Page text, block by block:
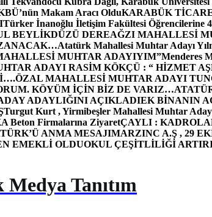
Makam Aracı OlduKARABÜK
Türker İnanoğlu İletişim Fakültesi Öğrencilerine
BEYLİKDÜZÜ DEREAĞZI MAHALLESİ
Atatürk Mahallesi Muhtar Adayı
MUHTAR ADAYIYIM”Menderes
ADAYI RASİM KÖKÇÜ : “ HİZMET
ÖZAL MAHALLESİ MUHTAR ADAYI
KÖYÜM İÇİN BİZ DE VARIZ…
ADAYLIĞINI AÇIKLADIEK BİNANIN
Turgut Kurt , Yirmibeşler Mahallesi Muhtar
Beton Firmalarına ZiyaretÇAYLI :
ANMA MESAJIMARZINC A.Ş , 29
EMEKLİ OLDUOKUL ÇEŞİTLİLİĞİ
Tanıtım